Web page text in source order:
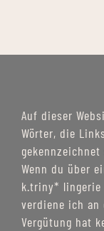
Auf dieser
Wörter, die
Wenn du über
k.triny* lingerie
verdiene ich an
Vergütung hat